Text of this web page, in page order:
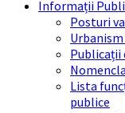
Informații
Posturi
Publicații
Lista
publice